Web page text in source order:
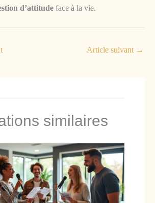
d’attitude face à la vie.
Article suivant →
similaires